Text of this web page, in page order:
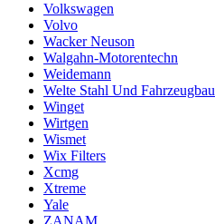
Volkswagen
Volvo
Wacker Neuson
Walgahn-Motorentechn
Weidemann
Welte Stahl Und Fahrzeugbau
Winget
Wirtgen
Wismet
Wix Filters
Xcmg
Xtreme
Yale
ZANAM